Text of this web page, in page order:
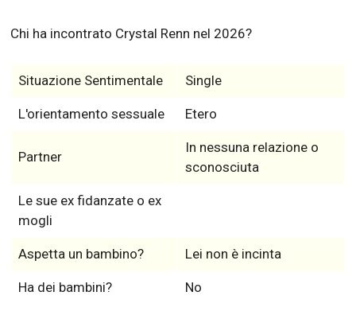
Chi ha incontrato Crystal Renn nel 2026?
Situazione Sentimentale Single
L'orientamento sessuale Etero
Partner
In nessuna relazione o
sconosciuta
Le sue ex fidanzate o ex
mogli
Aspetta un bambino? Lei non è incinta
Ha dei bambini? No